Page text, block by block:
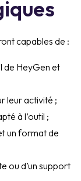
capables de :
de HeyGen et
leur activité ;
à l’outil ;
un format de
ou d’un support